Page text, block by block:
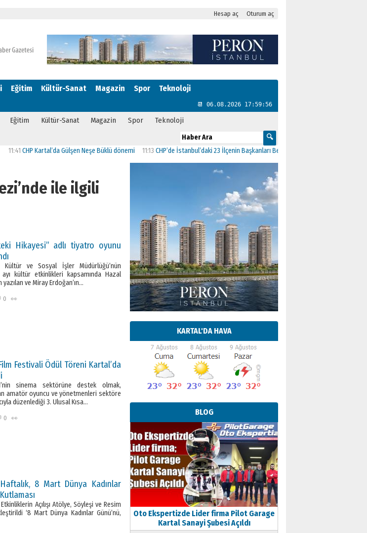
Hesap aç Oturum aç
Eğitim Kültür-Sanat Magazin Spor Teknoloji
📆 06.08.2026 17:59:57
Eğitim Kültür-Sanat Magazin Spor Teknoloji
CHP Kartal’da Gülşen Neşe Büklü dönemi 11:13CHP’de İstanbul’daki 23 İlçenin Başkanları Belli Oldu
ile ilgili
Hikayesi” adlı tiyatro oyunu
Kültür ve Sosyal İşler Müdürlüğü’nün
kültür etkinlikleri kapsamında Hazal
ve Miray Erdoğan’ın…
0 👀
Festivali Ödül Töreni Kartal’da
sinema sektörüne destek olmak,
amatör oyuncu ve yönetmenleri sektöre
düzenlediği 3. Ulusal Kısa…
0 👀
8 Mart Dünya Kadınlar
Açılışı Atölye, Söyleşi ve Resim
‘8 Mart Dünya Kadınlar Günü’nü,
KARTAL'DA HAVA
BLOG
Oto Ekspertizde Lider firma Pilot Garage
Kartal Sanayi Şubesi Açıldı